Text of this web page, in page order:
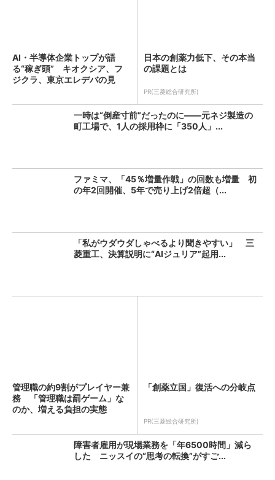
AI・半導体企業トップが語
る“稼ぎ頭” キオクシア、フ
ジクラ、東京エレデバの見
日本の創薬力低下、その本当
の課題とは
PR(三菱総合研究所)
一時は“倒産寸前”だったのに――元ネジ製造の
町工場で、1人の採用枠に「350人」...
ファミマ、「45％増量作戦」の回数も増量 初
の年2回開催、5年で売り上げ2倍超（...
「私がウダウダしゃべるより聞きやすい」 三
菱重工、決算説明に“AIジュリア”起用...
管理職の約9割がプレイヤー兼
務 「管理職は罰ゲーム」な
のか、増える負担の実態
「創薬立国」復活への分岐点
PR(三菱総合研究所)
障害者雇用が現場業務を「年6500時間」減ら
した ニッスイの“思考の転換”がすご...